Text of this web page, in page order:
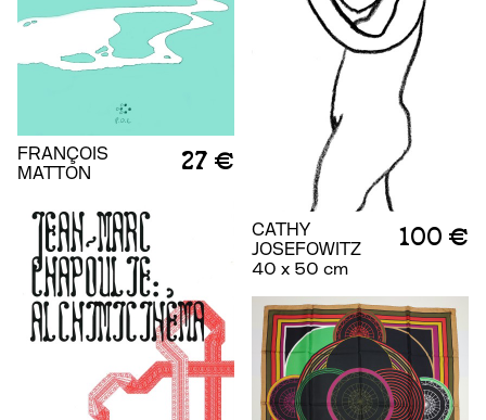
CATHY
JOSEFOWITZ
40 x 50 cm
100 €
FRANÇOIS
MATTON
27 €